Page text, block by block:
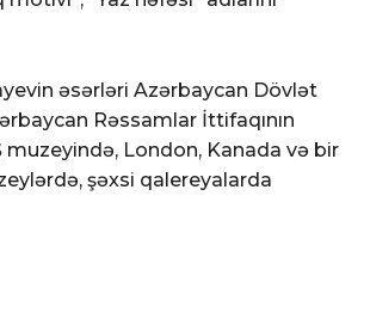
əsərləri Azərbaycan Dövlət
Rəssamlar İttifaqının
muzeyində, London, Kanada və bir
şəxsi qalereyalarda